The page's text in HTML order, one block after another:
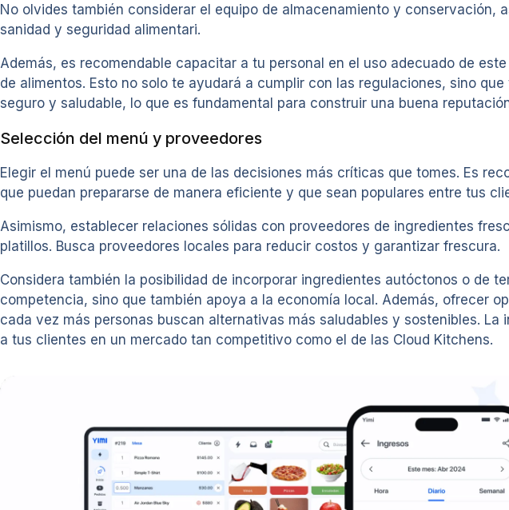
No olvides también considerar el equipo de almacenamiento y conservación,
sanidad y seguridad alimentari.
Además, es recomendable capacitar a tu personal en el uso adecuado de
de alimentos. Esto no solo te ayudará a cumplir con las regulaciones, sino
seguro y saludable, lo que es fundamental para construir una buena
Selección del menú y proveedores
Elegir el menú puede ser una de las decisiones más críticas que tomes. Es
que puedan prepararse de manera eficiente y que sean populares entre tus
Asimismo, establecer relaciones sólidas con proveedores de ingredientes
platillos. Busca proveedores locales para reducir costos y garantizar frescura.
Considera también la posibilidad de incorporar ingredientes autóctonos o de
competencia, sino que también apoya a la economía local. Además, ofrecer
cada vez más personas buscan alternativas más saludables y sostenibles.
a tus clientes en un mercado tan competitivo como el de las Cloud Kitchens.